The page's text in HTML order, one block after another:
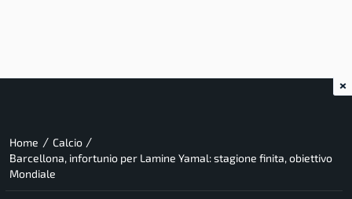
Home / Calcio /
Barcellona, infortunio per Lamine Yamal: stagione finita, obiettivo
Mondiale
×